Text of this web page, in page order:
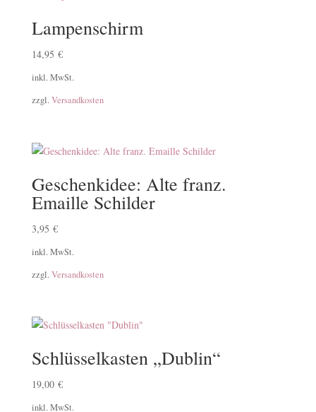
Lampenschirm
14,95 €
inkl. MwSt.
zzgl. Versandkosten
Geschenkidee: Alte franz.
Emaille Schilder
3,95 €
inkl. MwSt.
zzgl. Versandkosten
Schlüsselkasten „Dublin“
19,00 €
inkl. MwSt.